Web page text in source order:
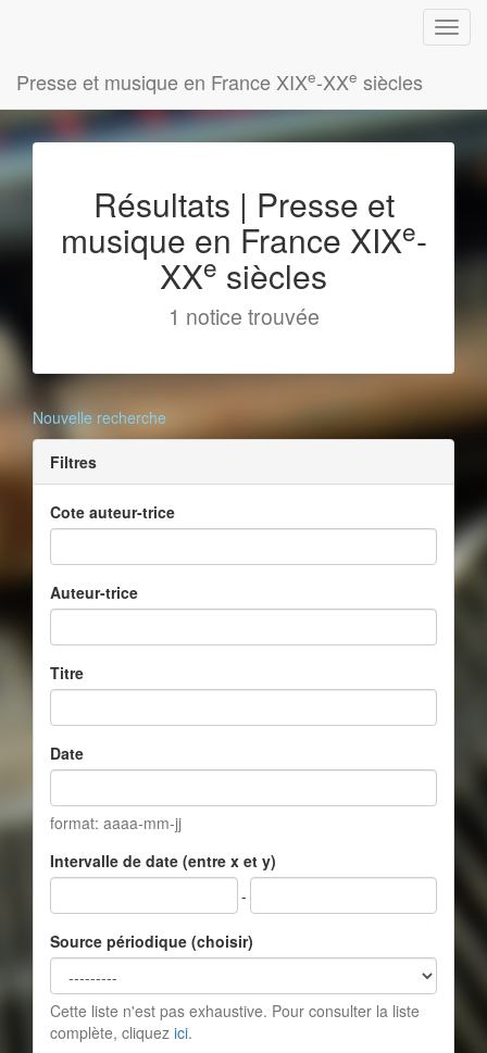
Presse et musique en France XIXe-XXe siècles
Résultats | Presse et
musique en France XIXe-
XXe siècles
1 notice trouvée
Nouvelle recherche
Filtres
Cote auteur-trice
Auteur-trice
Titre
Date
format: aaaa-mm-jj
Intervalle de date (entre x et y)
-
Source périodique (choisir)
Cette liste n'est pas exhaustive. Pour consulter la liste
complète, cliquez ici.